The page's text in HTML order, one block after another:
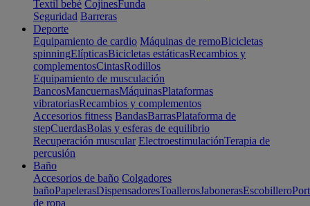
Textil bebé CojinesFunda
Seguridad Barreras
Deporte
Equipamiento de cardio Máquinas de remoBicicletas
spinningElípticasBicicletas estáticasRecambios y
complementosCintasRodillos
Equipamiento de musculación
BancosMancuernasMáquinasPlataformas
vibratoriasRecambios y complementos
Accesorios fitness BandasBarrasPlataforma de
stepCuerdasBolas y esferas de equilibrio
Recuperación muscular ElectroestimulaciónTerapia de
percusión
Baño
Accesorios de baño Colgadores
bañoPapelerasDispensadoresToallerosJabonerasEscobillero
de ropa